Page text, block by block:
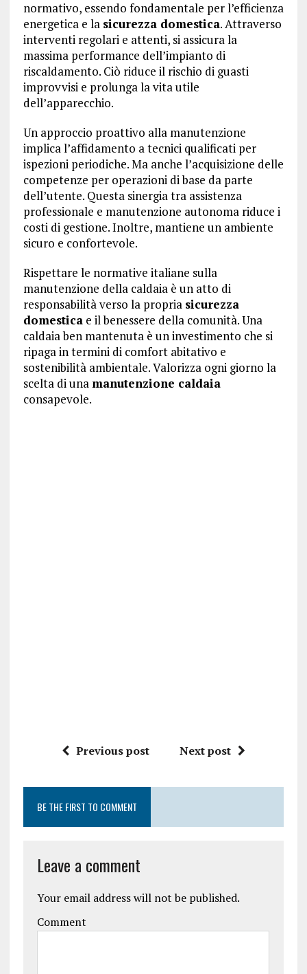
normativo, essendo fondamentale per l’efficienza
energetica e la sicurezza domestica. Attraverso
interventi regolari e attenti, si assicura la
massima performance dell’impianto di
riscaldamento. Ciò riduce il rischio di guasti
improvvisi e prolunga la vita utile
dell’apparecchio.
Un approccio proattivo alla manutenzione
implica l’affidamento a tecnici qualificati per
ispezioni periodiche. Ma anche l’acquisizione delle
competenze per operazioni di base da parte
dell’utente. Questa sinergia tra assistenza
professionale e manutenzione autonoma riduce i
costi di gestione. Inoltre, mantiene un ambiente
sicuro e confortevole.
Rispettare le normative italiane sulla
manutenzione della caldaia è un atto di
responsabilità verso la propria sicurezza
domesticae il benessere della comunità. Una
caldaia ben mantenuta è un investimento che si
ripaga in termini di comfort abitativo e
sostenibilità ambientale. Valorizza ogni giorno la
scelta di una manutenzione caldaia
consapevole.
Previous post Next post
BE THE FIRST TO COMMENT
Leave a comment
Your email address will not be published.
Comment